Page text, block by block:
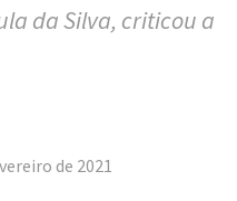
da Silva, criticou a
de 2021